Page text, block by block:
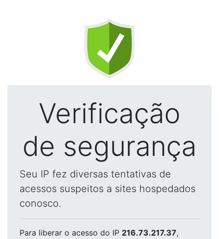
Verificação
de segurança
Seu IP fez diversas tentativas de
acessos suspeitos a sites hospedados
conosco.
Para liberar o acesso do IP 216.73.217.37,